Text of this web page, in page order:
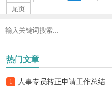
尾页
热门文章
1 人事专员转正申请工作总结